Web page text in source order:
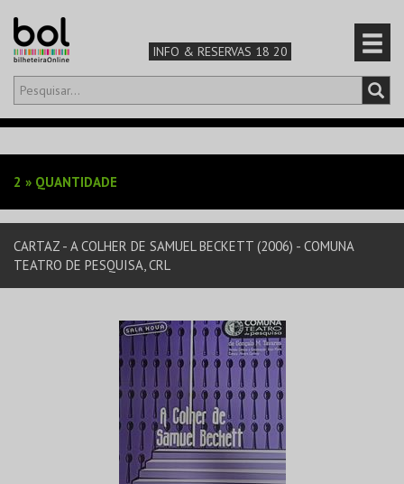
INFO & RESERVAS 18 20
Olá,iniciar sessão
TEATRO & ARTE
MÚSICA & FESTIVAIS
DESPORTO & AVENTURA
2 » QUANTIDADE
CARTAZ - A COLHER DE SAMUEL BECKETT (2006) - COMUNA
TEATRO DE PESQUISA, CRL